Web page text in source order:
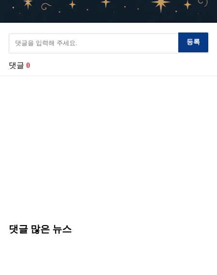
등록
댓글 0
댓글 많은 뉴스